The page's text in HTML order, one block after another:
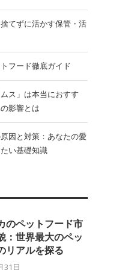
てずに活かす保管・活
フード徹底ガイド
ス」は本当におすす
影響とは
因と対策：あなたの愛
い基礎知識
のペットフード市
：世界最大のペッ
リアルを探る
31日